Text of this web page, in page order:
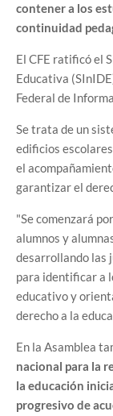
contener a los
continuidad
El CFE ratificó el
Educativa
Federal de
Se trata de un
edificios
el
garantizar el
"Se comenzará
alumnos y
desarrollando las
para identificar a
educativo y
derecho a la
En la Asamblea
nacional para la
la educación
progresivo de